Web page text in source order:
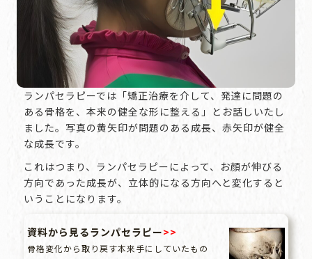
ランパセラピーでは「矯正治療を介して、発達に問題の
ある骨格を、本来の健全な形に整える」とお話しいたし
ました。写真の黄矢印が問題のある成長、赤矢印が健全
な成長です。
これはつまり、ランパセラピーによって、お顔が伸びる
方向であった成長が、立体的になる方向へと変化すると
いうことになります。
資料から見るランパセラピー>>
骨格変化から取り戻す本来手にしていたもの